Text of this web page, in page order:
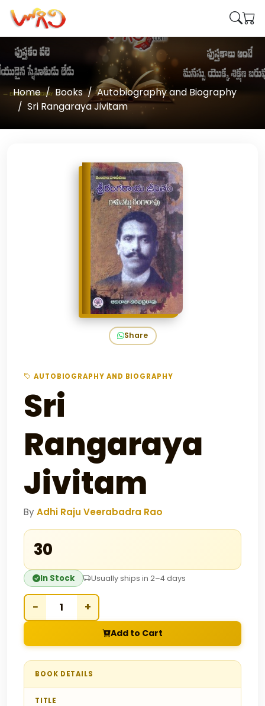
Home Books
Autobiography and Biography
Sri Rangaraya Jivitam
Share
AUTOBIOGRAPHY AND BIOGRAPHY
Sri
Rangaraya
Jivitam
By Adhi Raju Veerabadra Rao
₹30
In Stock Usually ships in 2–4 days
− +
Add to Cart
BOOK DETAILS
TITLE